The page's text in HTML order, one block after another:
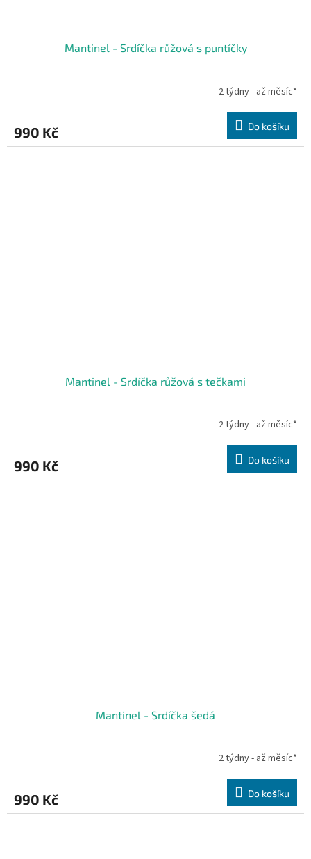
Mantinel - Srdíčka růžová s puntíčky
2 týdny - až měsíc*
990 Kč Do košíku
Mantinel - Srdíčka růžová s tečkami
2 týdny - až měsíc*
990 Kč Do košíku
Mantinel - Srdíčka šedá
2 týdny - až měsíc*
990 Kč Do košíku